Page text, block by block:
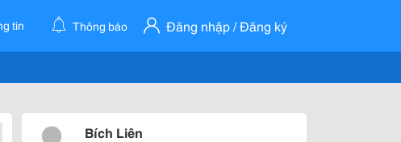
tin Thông báo Đăng nhập / Đăng ký
Bích Liên